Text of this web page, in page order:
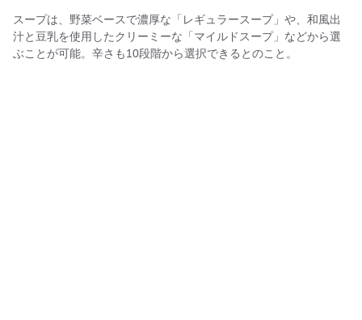
スープは、野菜ベースで濃厚な「レギュラースープ」や、和風出
汁と豆乳を使用したクリーミーな「マイルドスープ」などから選
ぶことが可能。辛さも10段階から選択できるとのこと。